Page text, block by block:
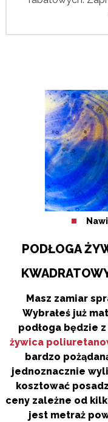
PODŁOGA
Masz zamiar
Wybrałeś już
podłoga będzie
żywica
bardzo
jednoznacznie
kosztować
ceny zależne od
jest metraż